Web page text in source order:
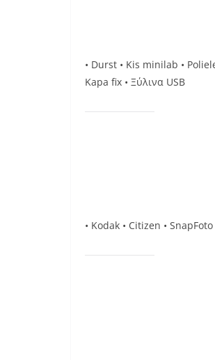
• Durst • Kis minilab •
Kapa fix • Ξύλινα USB
• Kodak • Citizen •